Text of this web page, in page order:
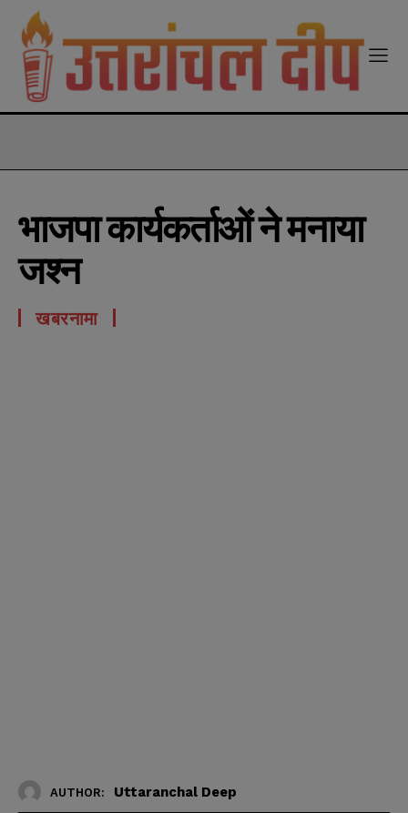
भाजपा कार्यकर्ताओं ने मनाया
जश्न
खबरनामा
AUTHOR: Uttaranchal Deep